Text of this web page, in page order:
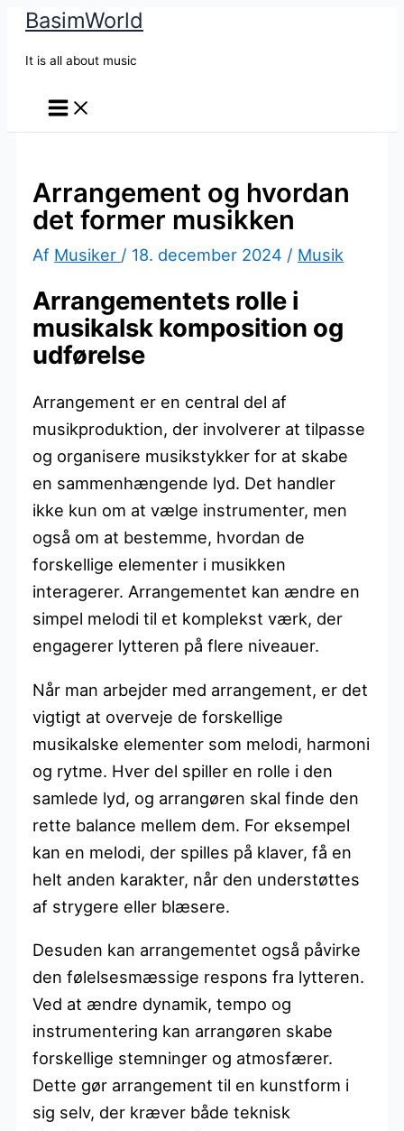
BasimWorld
It is all about music
Arrangement og hvordan
det former musikken
Af Musiker / 18. december 2024 / Musik
Arrangementets rolle i
musikalsk komposition og
udførelse
Arrangement er en central del af
musikproduktion, der involverer at tilpasse
og organisere musikstykker for at skabe
en sammenhængende lyd. Det handler
ikke kun om at vælge instrumenter, men
også om at bestemme, hvordan de
forskellige elementer i musikken
interagerer. Arrangementet kan ændre en
simpel melodi til et komplekst værk, der
engagerer lytteren på flere niveauer.
Når man arbejder med arrangement, er det
vigtigt at overveje de forskellige
musikalske elementer som melodi, harmoni
og rytme. Hver del spiller en rolle i den
samlede lyd, og arrangøren skal finde den
rette balance mellem dem. For eksempel
kan en melodi, der spilles på klaver, få en
helt anden karakter, når den understøttes
af strygere eller blæsere.
Desuden kan arrangementet også påvirke
den følelsesmæssige respons fra lytteren.
Ved at ændre dynamik, tempo og
instrumentering kan arrangøren skabe
forskellige stemninger og atmosfærer.
Dette gør arrangement til en kunstform i
sig selv, der kræver både teknisk